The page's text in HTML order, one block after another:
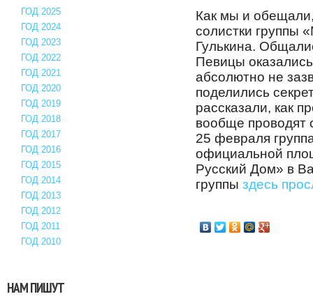
ГОД 2025
ГОД 2024
ГОД 2023
ГОД 2022
ГОД 2021
ГОД 2020
ГОД 2019
ГОД 2018
ГОД 2017
ГОД 2016
ГОД 2015
ГОД 2014
ГОД 2013
ГОД 2012
ГОД 2011
ГОД 2010
НАМ ПИШУТ
Как мы и
солистки группы
Гулькина.
Певицы
абсолютно не
поделились
рассказали, как
вообще проводят
25 февраля
официальной
Русский Дом» в
группы здесь